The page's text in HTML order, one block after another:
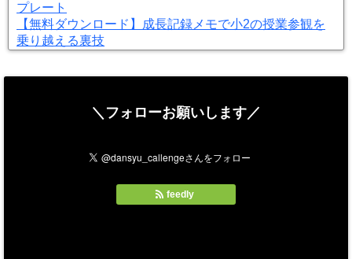
プレート
【無料ダウンロード】成長記録メモで小2の授業参観を
乗り越える裏技
＼フォローお願いします／
feedly